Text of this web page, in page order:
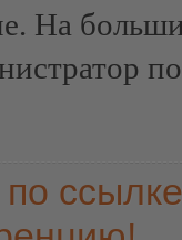
На